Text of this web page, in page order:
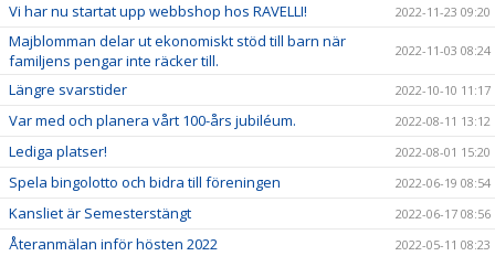
Vi har nu startat upp webbshop hos RAVELLI! 2022-11-23 09:20
Majblomman delar ut ekonomiskt stöd till barn när
familjens pengar inte räcker till.
2022-11-03 08:24
Längre svarstider 2022-10-10 11:17
Var med och planera vårt 100-års jubiléum. 2022-08-11 13:12
Lediga platser! 2022-08-01 15:20
Spela bingolotto och bidra till föreningen 2022-06-19 08:54
Kansliet är Semesterstängt 2022-06-17 08:56
Återanmälan inför hösten 2022 2022-05-11 08:23